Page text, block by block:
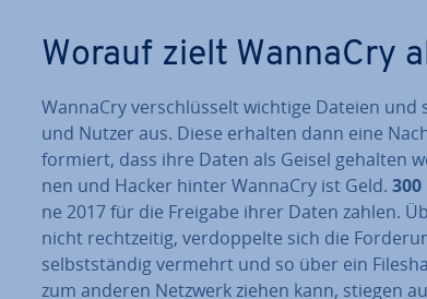
Worauf zielt WannaCry
WannaCry ver­schlüs­selt wichtige Dateien
und Nutzer aus. Diese erhalten dann eine
for­miert, dass ihre Daten als Geisel gehalten
nen und Hacker hinter WannaCry ist Geld.
ne 2017 für die Freigabe ihrer Daten zahlen.
nicht recht­zei­tig, ver­dop­pel­te sich die
selbst­stän­dig vermehrt und so über ein
zum anderen Netzwerk ziehen kann, stiegen